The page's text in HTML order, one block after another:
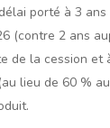
porté à 3
(contre 2 ans
de la cession et
lieu de 60 %